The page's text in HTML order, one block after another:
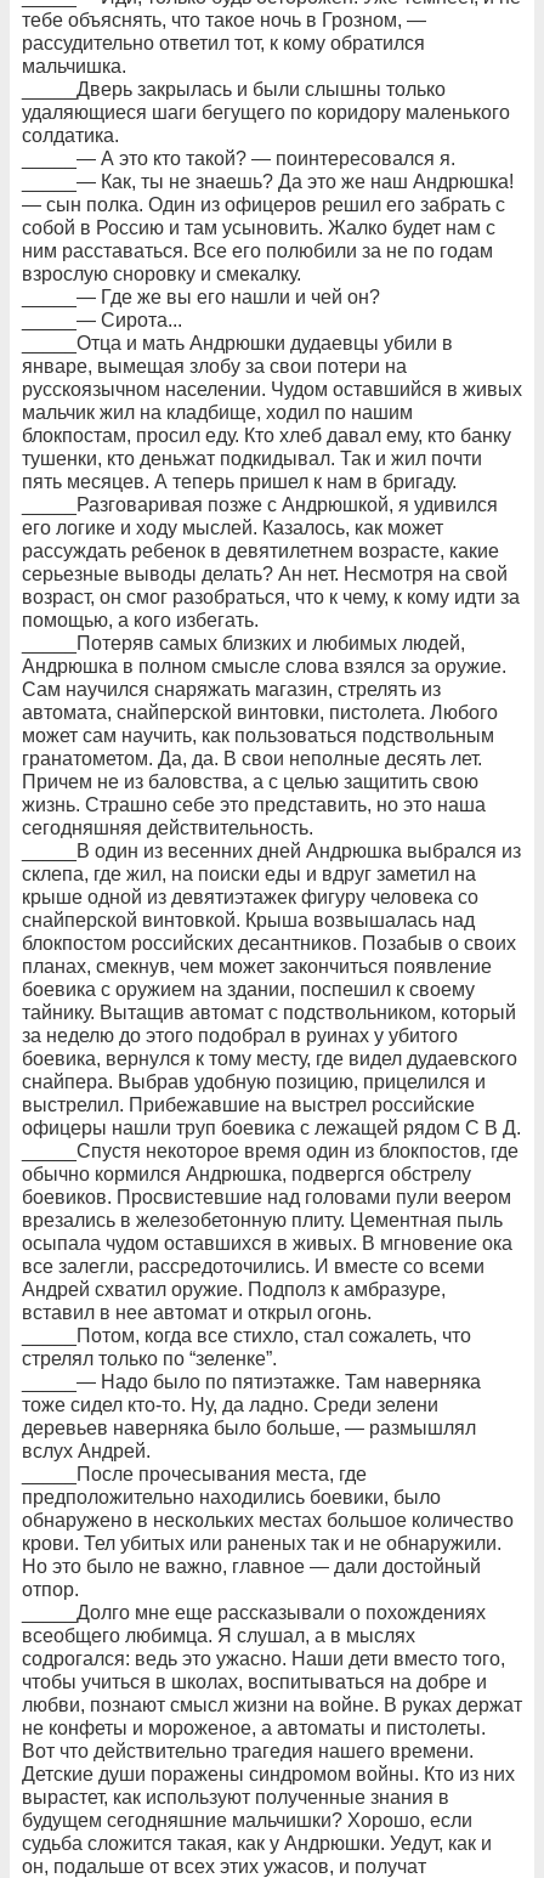
тебе объяснять, что такое ночь в Грозном, —
рассудительно ответил тот, к кому обратился
мальчишка.
_____Дверь закрылась и были слышны только
удаляющиеся шаги бегущего по коридору маленького
солдатика.
_____— А это кто такой? — поинтересовался я.
_____— Как, ты не знаешь? Да это же наш Андрюшка!
— сын полка. Один из офицеров решил его забрать с
собой в Россию и там усыновить. Жалко будет нам с
ним расставаться. Все его полюбили за не по годам
взрослую сноровку и смекалку.
_____— Где же вы его нашли и чей он?
_____— Сирота...
_____Отца и мать Андрюшки дудаевцы убили в
январе, вымещая злобу за свои потери на
русскоязычном населении. Чудом оставшийся в живых
мальчик жил на кладбище, ходил по нашим
блокпостам, просил еду. Кто хлеб давал ему, кто банку
тушенки, кто деньжат подкидывал. Так и жил почти
пять месяцев. А теперь пришел к нам в бригаду.
_____Разговаривая позже с Андрюшкой, я удивился
его логике и ходу мыслей. Казалось, как может
рассуждать ребенок в девятилетнем возрасте, какие
серьезные выводы делать? Ан нет. Несмотря на свой
возраст, он смог разобраться, что к чему, к кому идти за
помощью, а кого избегать.
_____Потеряв самых близких и любимых людей,
Андрюшка в полном смысле слова взялся за оружие.
Сам научился снаряжать магазин, стрелять из
автомата, снайперской винтовки, пистолета. Любого
может сам научить, как пользоваться подствольным
гранатометом. Да, да. В свои неполные десять лет.
Причем не из баловства, а с целью защитить свою
жизнь. Страшно себе это представить, но это наша
сегодняшняя действительность.
_____В один из весенних дней Андрюшка выбрался из
склепа, где жил, на поиски еды и вдруг заметил на
крыше одной из девятиэтажек фигуру человека со
снайперской винтовкой. Крыша возвышалась над
блокпостом российских десантников. Позабыв о своих
планах, смекнув, чем может закончиться появление
боевика с оружием на здании, поспешил к своему
тайнику. Вытащив автомат с подствольником, который
за неделю до этого подобрал в руинах у убитого
боевика, вернулся к тому месту, где видел дудаевского
снайпера. Выбрав удобную позицию, прицелился и
выстрелил. Прибежавшие на выстрел российские
офицеры нашли труп боевика с лежащей рядом С В Д.
_____Спустя некоторое время один из блокпостов, где
обычно кормился Андрюшка, подвергся обстрелу
боевиков. Просвистевшие над головами пули веером
врезались в железобетонную плиту. Цементная пыль
осыпала чудом оставшихся в живых. В мгновение ока
все залегли, рассредоточились. И вместе со всеми
Андрей схватил оружие. Подполз к амбразуре,
вставил в нее автомат и открыл огонь.
_____Потом, когда все стихло, стал сожалеть, что
стрелял только по “зеленке”.
_____— Надо было по пятиэтажке. Там наверняка
тоже сидел кто-то. Ну, да ладно. Среди зелени
деревьев наверняка было больше, — размышлял
вслух Андрей.
_____После прочесывания места, где
предположительно находились боевики, было
обнаружено в нескольких местах большое количество
крови. Тел убитых или раненых так и не обнаружили.
Но это было не важно, главное — дали достойный
отпор.
_____Долго мне еще рассказывали о похождениях
всеобщего любимца. Я слушал, а в мыслях
содрогался: ведь это ужасно. Наши дети вместо того,
чтобы учиться в школах, воспитываться на добре и
любви, познают смысл жизни на войне. В руках держат
не конфеты и мороженое, а автоматы и пистолеты.
Вот что действительно трагедия нашего времени.
Детские души поражены синдромом войны. Кто из них
вырастет, как используют полученные знания в
будущем сегодняшние мальчишки? Хорошо, если
судьба сложится такая, как у Андрюшки. Уедут, как и
он, подальше от всех этих ужасов, и получат